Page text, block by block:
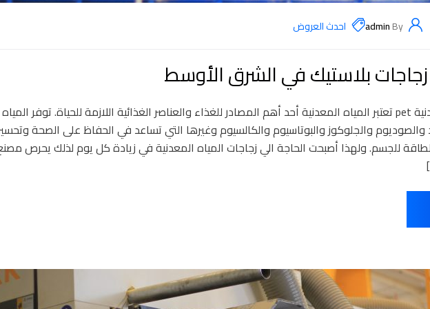
By
admin احدث العروض
بلاستيك في الشرق الأوسط
مصنع زجاجات مياه معدنية pet تعتبر المياه المعدنية أحد أهم المصادر للغذاء والعناصر الغذائية اللازمة للحياة. توفر المياه
والصوديوم والجلوكوز والبوتاسيوم والكالسيوم وغيرها التي تساعد في الحفاظ على الصحة
للجسم. ولهذا أصبحت الحاجة الي زجاجات المياه المعدنية في زيادة كل يوم لذلك يحرص